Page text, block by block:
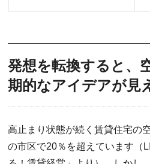
発想を転換すると、
期的なアイデアが見
高止まり状態が続く賃貸住宅の
の市区で20％を超えています（